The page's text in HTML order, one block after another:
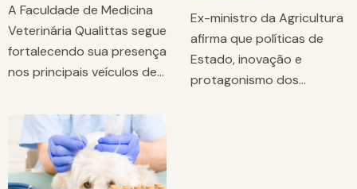
A Faculdade de Medicina
Veterinária Qualittas segue
fortalecendo sua presença
nos principais veículos de…
Ex-ministro da Agricultura
afirma que políticas de
Estado, inovação e
protagonismo dos…